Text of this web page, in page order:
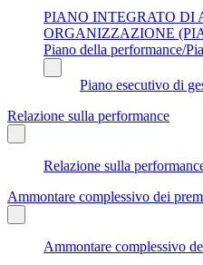
PIANO INTEGRATO DI
ORGANIZZAZIONE
Piano della performance/
Piano esecutivo di
Relazione sulla performance
Relazione sulla
Ammontare complessivo dei
Ammontare complessivo